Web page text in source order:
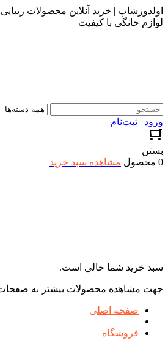
اولدوزشاپ | خرید آنلاین محصولات
لوازم خانگی با کیفیت
ورود | ثبت‌نام
بستن
0 محصول
مشاهده سبد خرید
سبد خرید شما خالی است.
جهت مشاهده محصولات بیشتر به صفحات
صفحه اصلی
فروشگاه